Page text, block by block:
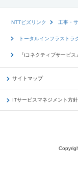
NTTビズリンク 工事・
トータルインフラストラ
『iコネクティブサービ
サイトマップ
ITサービスマネジメント方針